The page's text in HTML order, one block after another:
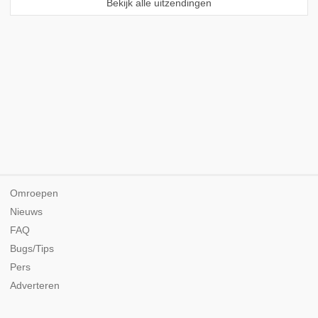
Bekijk alle uitzendingen
Omroepen
Nieuws
FAQ
Bugs/Tips
Pers
Adverteren